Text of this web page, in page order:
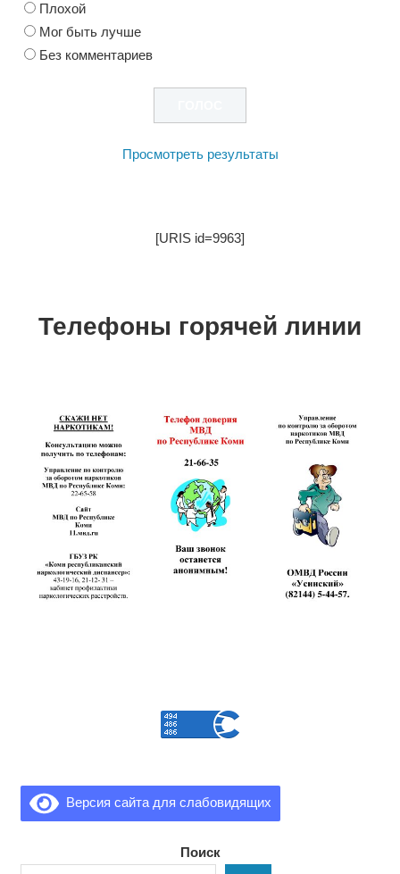
Плохой
Мог быть лучше
Без комментариев
Просмотреть результаты
[URIS id=9963]
Телефоны горячей линии
Версия сайта для слабовидящих
Поиск